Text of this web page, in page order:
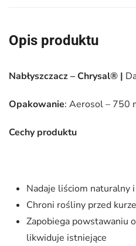
ml
Opis produktu
Nabłyszczacz – Chrysal® |
Opakowanie: Aerosol – 750
Cechy produktu
Nadaje liściom naturalny
Chroni rośliny przed
Zapobiega powstawaniu
likwiduje istniejące